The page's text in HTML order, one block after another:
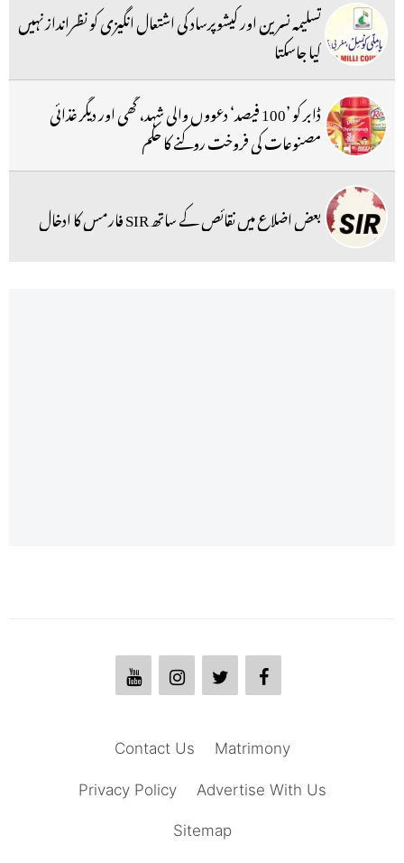
تسلیمہ نسرین اور کیشوپرساد کی اشتعال انگیزی کو نظرانداز نہیں
کیا جاسکتا
ڈابر کو ’100 فیصد‘ دعووں والی شہد، گھی اور دیگر غذائی
مصنوعات کی فروخت روکنے کا حکم
بعض اضلاع میں نقائص کے ساتھ SIR فارمس کا ادخال
Matrimony
Contact Us
Advertise With Us
Privacy Policy
Sitemap